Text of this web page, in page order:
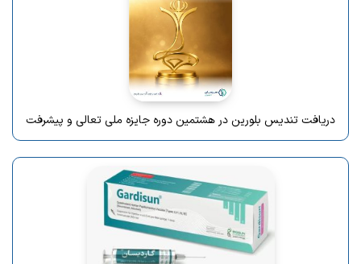
دریافت تندیس بلورین در هشتمین دوره جایزه ملی تعالی و پیشرفت